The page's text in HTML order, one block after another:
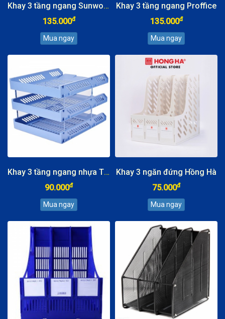
Khay 3 tầng ngang Sunwood
135.000đ
Khay 3 tầng ngang Proffice
135.000đ
Khay 3 tầng ngang nhựa TCT
90.000đ
Khay 3 ngăn đứng Hồng Hà
75.000đ